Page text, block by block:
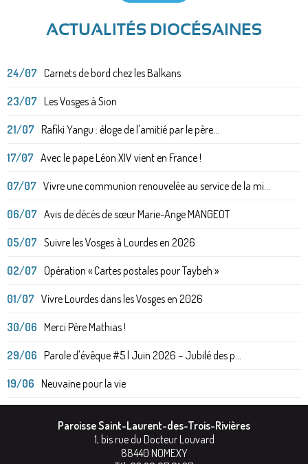
ACTUALITÉS DIOCÉSAINES
24/07 Carnets de bord chez les Balkans
23/07 Les Vosges à Sion
21/07 Rafiki Yangu : éloge de l'amitié par le père...
17/07 Avec le pape Léon XIV vient en France !
07/07 Vivre une communion renouvelée au service de la mi...
06/07 Avis de décès de sœur Marie-Ange MANGEOT
05/07 Suivre les Vosges à Lourdes en 2026
02/07 Opération « Cartes postales pour Taybeh »
01/07 Vivre Lourdes dans les Vosges en 2026
30/06 Merci Père Mathias !
29/06 Parole d'évêque #5 | Juin 2026 – Jubilé des p...
19/06 Neuvaine pour la vie
Paroisse Saint-Laurent-des-Trois-Rivières
1, bis rue du Docteur Louvard
88440 NOMEXY